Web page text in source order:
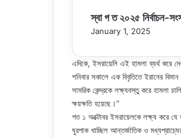
স্বা গ ত ২০২৫ নির্বাচন-
January 1, 2025
এদিকে, ইসরায়েলি এই হামলা ব্যর্থ করে
শনিবার সকালে এক বিবৃতিতে ইরানের
সামরিক কেন্দ্রকে লক্ষ্যবস্তু করে হামলা
ক্ষয়ক্ষতি হয়েছে।”
গত ১ অক্টোবর ইসরায়েলকে লক্ষ্য করে যে
ঘুরপাক খাচ্ছিল আন্তর্জাতিক ও